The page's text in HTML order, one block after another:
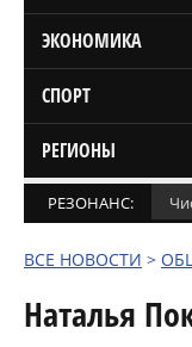
ЭКОНОМИКА
СПОРТ
РЕГИОНЫ
РЕЗОНАНС:
ВСЕ НОВОСТИ >
Наталья